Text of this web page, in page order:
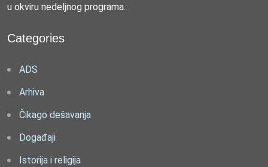
u okviru nedeljnog programa.
Categories
ADS
Arhiva
Čikago dešavanja
Događaji
Istorija i religija